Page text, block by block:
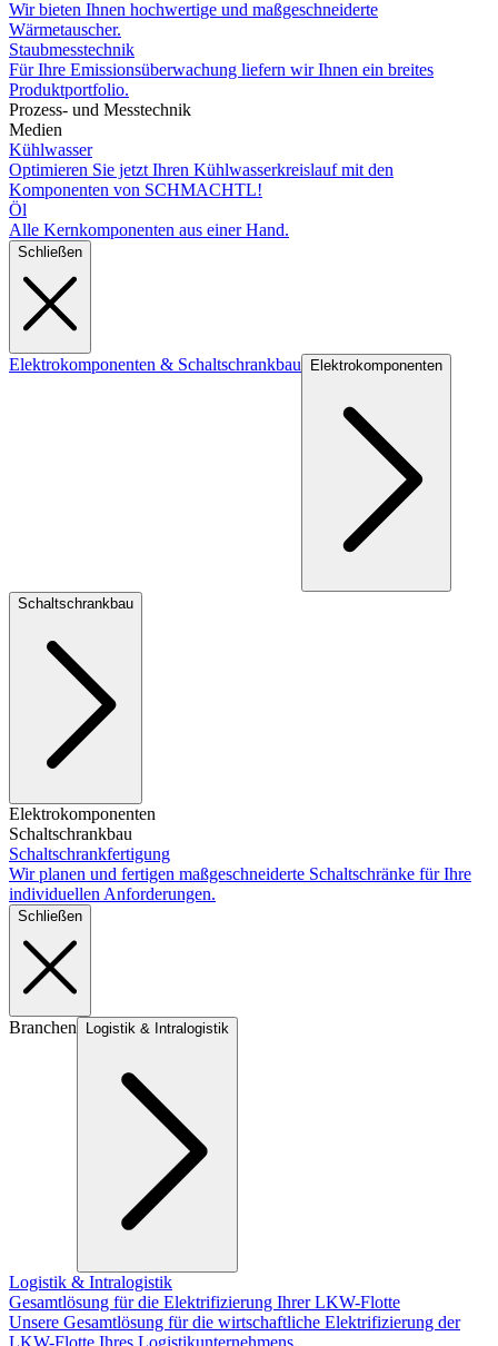
Wir bieten Ihnen hochwertige und maßgeschneiderte
Wärmetauscher.
Staubmesstechnik
Für Ihre Emissionsüberwachung liefern wir Ihnen ein breites
Produktportfolio.
Prozess- und Messtechnik
Medien
Kühlwasser
Optimieren Sie jetzt Ihren Kühlwasserkreislauf mit den
Komponenten von SCHMACHTL!
Öl
Alle Kernkomponenten aus einer Hand.
Schließen
Elektrokomponenten & Schaltschrankbau Elektrokomponenten
Schaltschrankbau
Elektrokomponenten
Schaltschrankbau
Schaltschrankfertigung
Wir planen und fertigen maßgeschneiderte Schaltschränke für Ihre
individuellen Anforderungen.
Schließen
Branchen Logistik & Intralogistik
Logistik & Intralogistik
Gesamtlösung für die Elektrifizierung Ihrer LKW-Flotte
Unsere Gesamtlösung für die wirtschaftliche Elektrifizierung der